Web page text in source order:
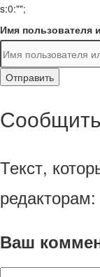
s:0:"";
Имя пользователя
Отправить
Текст,
редакторам:
Ваш